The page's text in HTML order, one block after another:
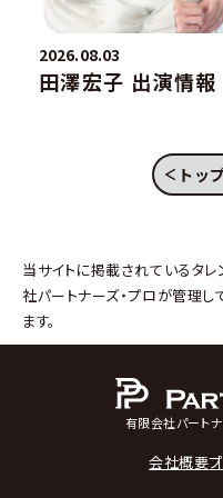
2026.08.03
田澤宏子 出演情報
トッ
当サイトに掲載されているタ
社パートナーズ・プロが管理し
ます。
有限会社パート
会社概要